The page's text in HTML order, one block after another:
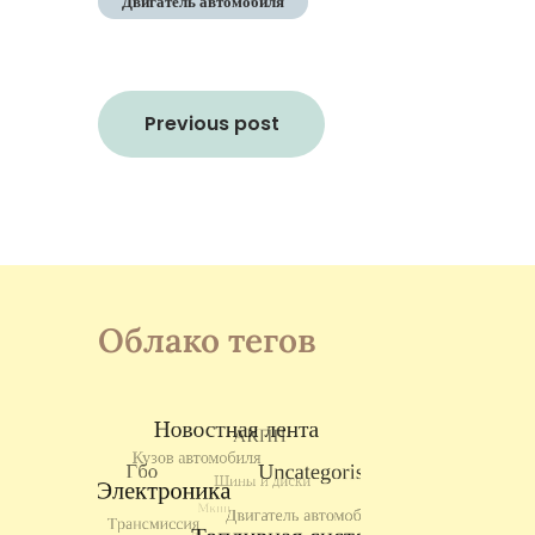
Навигация
по
Previous post
Облако тегов